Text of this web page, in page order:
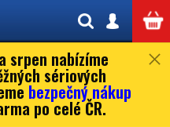
srpen nabízíme
sériových
bezpečný nákup
po celé ČR.